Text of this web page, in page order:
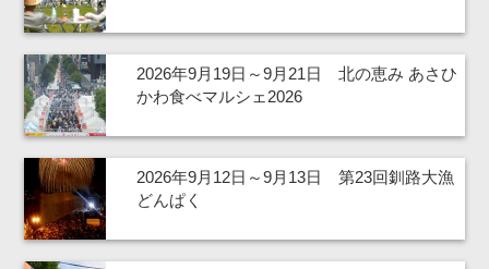
2026年9月19日～9月21日 北の恵み あさひ
かわ食べマルシェ2026
2026年9月12日～9月13日 第23回釧路大漁
どんぱく